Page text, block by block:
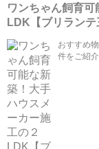
ワンちゃん飼育
LDK【ブリランテ
おすすめ
件をご紹